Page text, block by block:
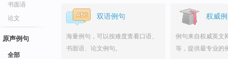
书面语
论文
原声例句
全部
双语例句
海量例句，可以按难度查看口语、
书面语、论文例句。
权威
例句来自权威英文
等，提供最专业的